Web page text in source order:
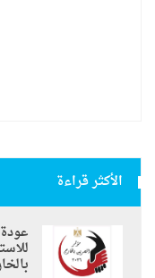
الأكثر قراءة